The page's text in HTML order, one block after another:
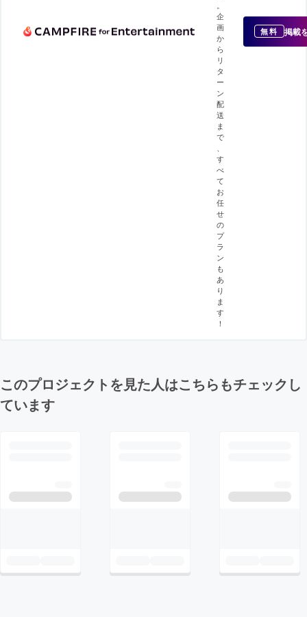
企
画
か
ら
リ
タ
ー
ン
配
送
ま
で
す
べ
て
お
任
せ
の
プ
ラ
ン
も
あ
り
ま
す
！
無料 掲載
このプロジェクトを見た人はこちらもチェックし
ています